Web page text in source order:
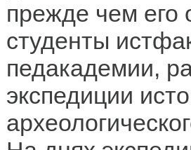
прежде чем его
студенты
педакадемии,
экспедиции